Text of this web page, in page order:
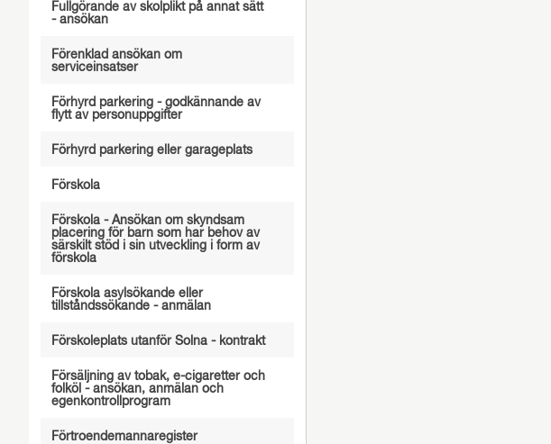
Fullgörande av skolplikt på annat sätt
- ansökan
Förenklad ansökan om
serviceinsatser
Förhyrd parkering - godkännande av
flytt av personuppgifter
Förhyrd parkering eller garageplats
Förskola
Förskola - Ansökan om skyndsam
placering för barn som har behov av
särskilt stöd i sin utveckling i form av
förskola
Förskola asylsökande eller
tillståndssökande - anmälan
Förskoleplats utanför Solna - kontrakt
Försäljning av tobak, e-cigaretter och
folköl - ansökan, anmälan och
egenkontrollprogram
Förtroendemannaregister